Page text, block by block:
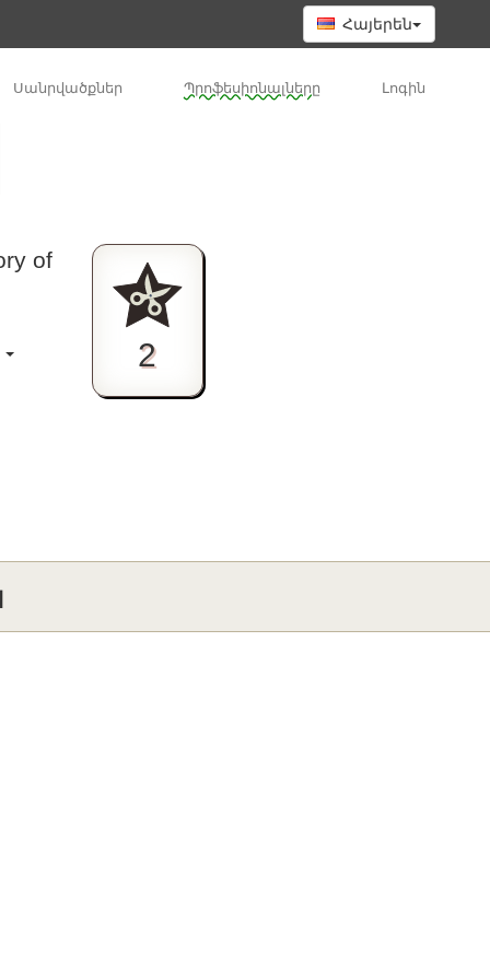
Հայերեն
Սանրվածքներ Պրոֆեսիոնալները Լոգին
of
2